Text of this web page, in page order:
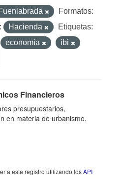
Formatos:
Hacienda
Etiquetas:
economía ibi
Financieros
presupuestarios,
en materia de urbanismo.
a este registro utilizando losAPI